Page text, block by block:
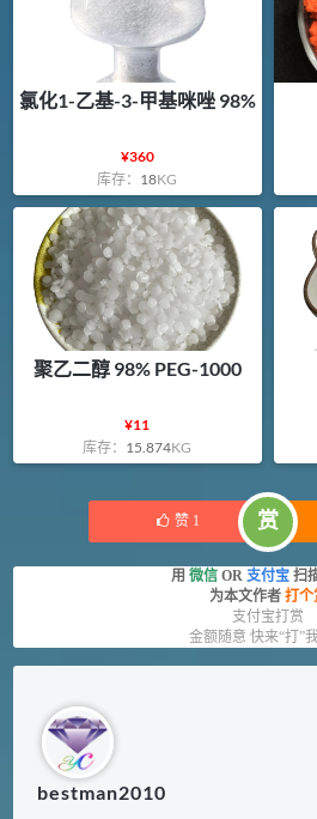
氯化1-乙基-3-甲基咪唑 98%
¥360
库存： 18KG
聚乙二醇 98% PEG-1000
¥11
库存： 15.874KG
赞 1 赏
用 微信 OR 支付宝 扫
为本文作者 打个
支付宝打赏
金额随意 快来“打”
bestman2010